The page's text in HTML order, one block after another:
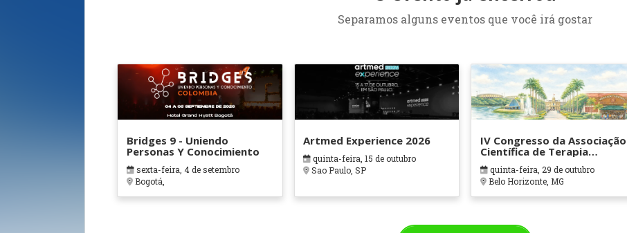
Separamos alguns eventos que você irá gostar
Bridges 9 - Uniendo
Personas Y Conocimiento
sexta-feira, 4 de setembro
Bogotá,
Artmed Experience 2026
quinta-feira, 15 de outubro
Sao Paulo, SP
IV Congresso da Associação
Científica de Terapia
Ocupacional em Contextos
Hospitalares e Cuidados
Paliativos - ATOHOSP
quinta-feira, 29 de outubro
Belo Horizonte, MG